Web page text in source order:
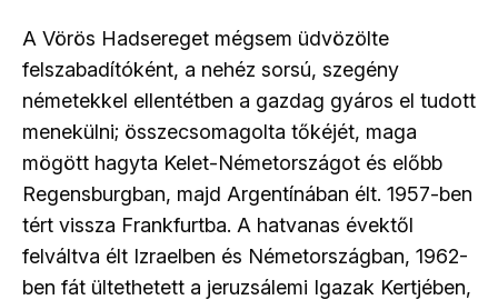
A Vörös Hadsereget mégsem üdvözölte
felszabadítóként, a nehéz sorsú, szegény
németekkel ellentétben a gazdag gyáros el tudott
menekülni; összecsomagolta tőkéjét, maga
mögött hagyta Kelet-Németországot és előbb
Regensburgban, majd Argentínában élt. 1957-ben
tért vissza Frankfurtba. A hatvanas évektől
felváltva élt Izraelben és Németországban, 1962-
ben fát ültethetett a jeruzsálemi Igazak Kertjében,